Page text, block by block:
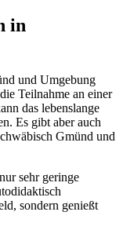
in
und Umgebung
Teilnahme an einer
das lebenslange
Es gibt aber auch
Gmünd und
sehr geringe
sondern genießt